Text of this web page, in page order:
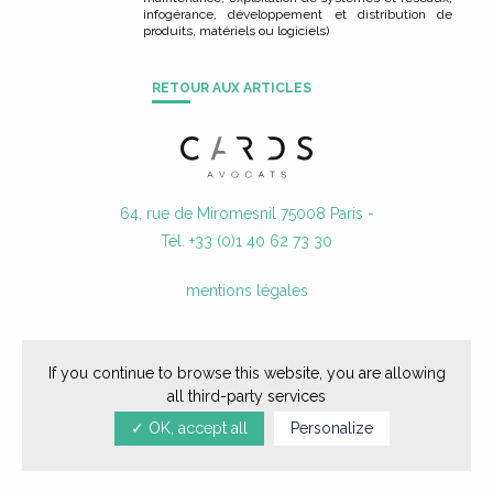
ACTUALITÉS
NOUS REJOINDRE
CONTACT
infogérance, développement et distribution de
produits, matériels ou logiciels)
RETOUR AUX ARTICLES
64, rue de Miromesnil 75008 Paris -
Tél. +33 (0)1 40 62 73 30
mentions légales
If you continue to browse this website, you are allowing
all third-party services
✓ OK, accept all
Personalize